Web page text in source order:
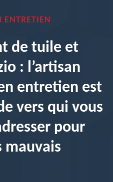
ENTRETIEN
de tuile et
: l’artisan
entretien est
vers qui vous
pour
mauvais